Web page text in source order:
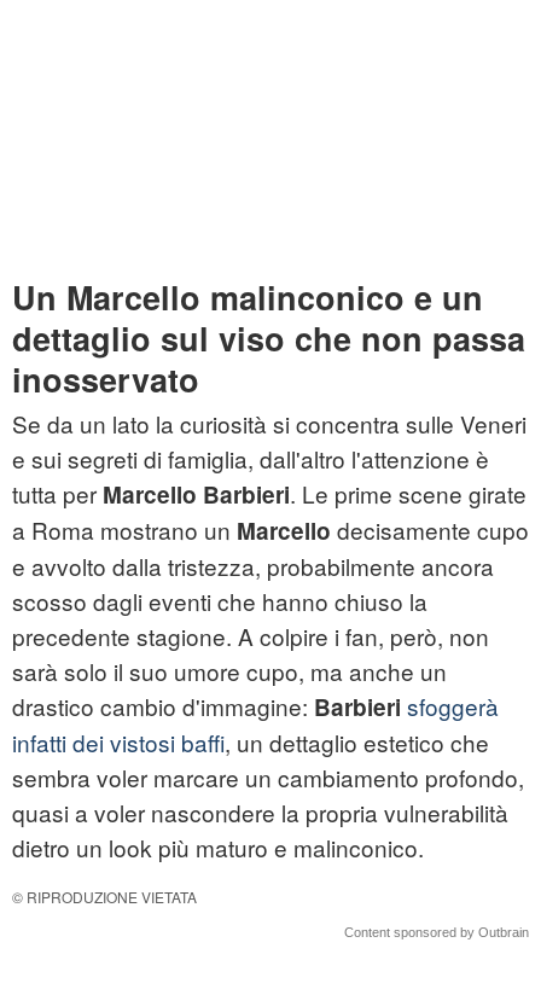
Un Marcello malinconico e un
dettaglio sul viso che non passa
inosservato
Se da un lato la curiosità si concentra sulle Veneri
e sui segreti di famiglia, dall'altro l'attenzione è
tutta per Marcello Barbieri. Le prime scene girate
a Roma mostrano un Marcello decisamente cupo
e avvolto dalla tristezza, probabilmente ancora
scosso dagli eventi che hanno chiuso la
precedente stagione. A colpire i fan, però, non
sarà solo il suo umore cupo, ma anche un
drastico cambio d'immagine: Barbieri sfoggerà
infatti dei vistosi baffi, un dettaglio estetico che
sembra voler marcare un cambiamento profondo,
quasi a voler nascondere la propria vulnerabilità
dietro un look più maturo e malinconico.
© RIPRODUZIONE VIETATA
Content sponsored by Outbrain